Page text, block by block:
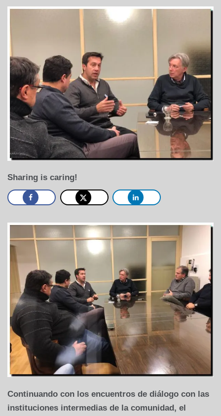
Sharing is caring!
Continuando con los encuentros de diálogo con las
instituciones intermedias de la comunidad, el